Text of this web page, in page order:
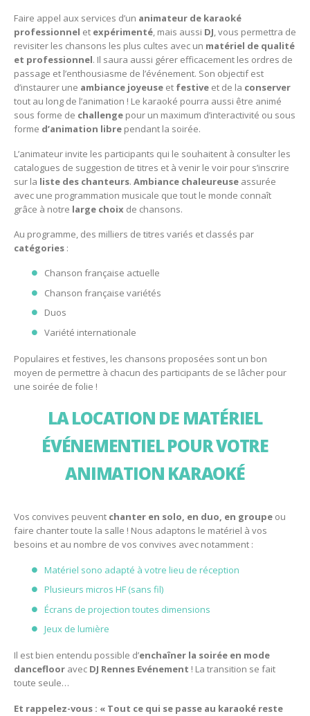
Faire appel aux services d’un animateur de karaoké
professionnel et expérimenté, mais aussi DJ, vous permettra de
revisiter les chansons les plus cultes avec un matériel de qualité
et professionnel. Il saura aussi gérer efficacement les ordres de
passage et l’enthousiasme de l’événement. Son objectif est
d’instaurer une ambiance joyeuse et festive et de la conserver
tout au long de l’animation ! Le karaoké pourra aussi être animé
sous forme de challenge pour un maximum d’interactivité ou sous
forme d’animation libre pendant la soirée.
L’animateur invite les participants qui le souhaitent à consulter les
catalogues de suggestion de titres et à venir le voir pour s’inscrire
sur la liste des chanteurs. Ambiance chaleureuse assurée
avec une programmation musicale que tout le monde connaît
grâce à notre large choix de chansons.
Au programme, des milliers de titres variés et classés par
catégories :
Chanson française actuelle
Chanson française variétés
Duos
Variété internationale
Populaires et festives, les chansons proposées sont un bon
moyen de permettre à chacun des participants de se lâcher pour
une soirée de folie !
LA LOCATION DE MATÉRIEL
ÉVÉNEMENTIEL POUR VOTRE
ANIMATION KARAOKÉ
Vos convives peuvent chanter en solo, en duo, en groupe ou
faire chanter toute la salle ! Nous adaptons le matériel à vos
besoins et au nombre de vos convives avec notamment :
Matériel sono adapté à votre lieu de réception
Plusieurs micros HF (sans fil)
Écrans de projection toutes dimensions
Jeux de lumière
Il est bien entendu possible d’enchaîner la soirée en mode
dancefloor avec DJ Rennes Evénement ! La transition se fait
toute seule…
Et rappelez-vous : « Tout ce qui se passe au karaoké reste